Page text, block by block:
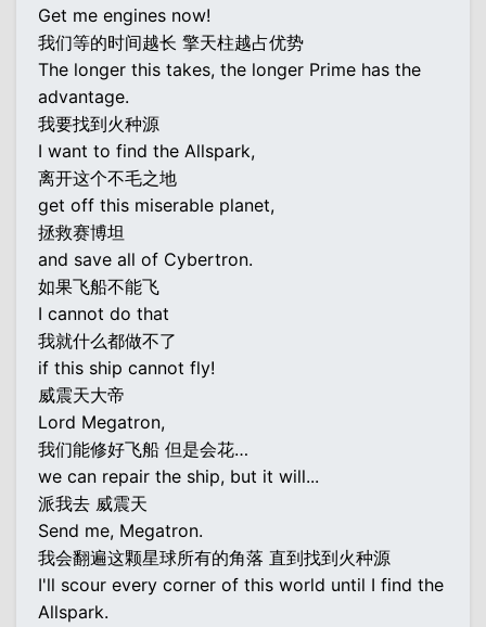
Get me engines now!
我们等的时间越长 擎天柱越占优势
The longer this takes, the longer Prime has the
advantage.
我要找到火种源
I want to find the Allspark,
离开这个不毛之地
get off this miserable planet,
拯救赛博坦
and save all of Cybertron.
如果飞船不能飞
I cannot do that
我就什么都做不了
if this ship cannot fly!
威震天大帝
Lord Megatron,
我们能修好飞船 但是会花…
we can repair the ship, but it will...
派我去 威震天
Send me, Megatron.
我会翻遍这颗星球所有的角落 直到找到火种源
I'll scour every corner of this world until I find the
Allspark.